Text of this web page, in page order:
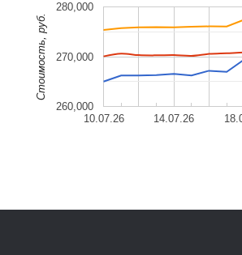
10.07.26 14.07.26
260,000
270,000
280,000
Cтоимость, руб.